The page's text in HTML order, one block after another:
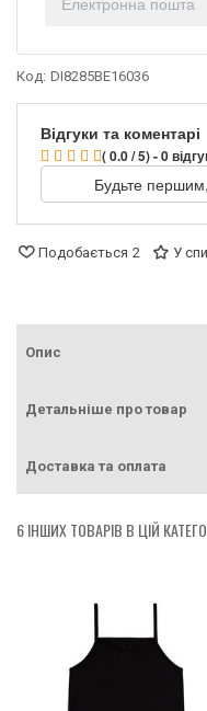
Код: DI8285BE16036
Відгуки та коментарі
( 0.0 / 5) - 0
Будьте першим,
Подобається 2 У
Опис
Детальніше про товар
Доставка та оплата
6 ІНШИХ ТОВАРІВ В ЦІЙ